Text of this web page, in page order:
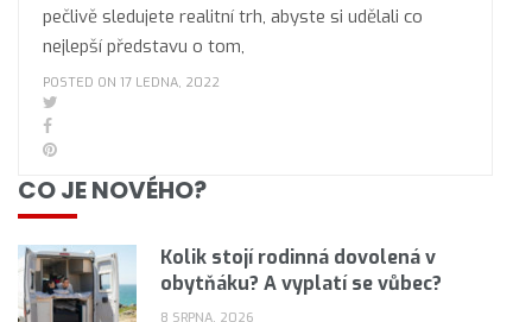
pečlivě sledujete realitní trh, abyste si udělali co
nejlepší představu o tom,
POSTED ON 17 LEDNA, 2022
CO JE NOVÉHO?
Kolik stojí rodinná dovolená v
obytňáku? A vyplatí se vůbec?
8 SRPNA, 2026